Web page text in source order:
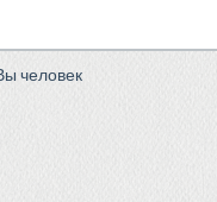
человек